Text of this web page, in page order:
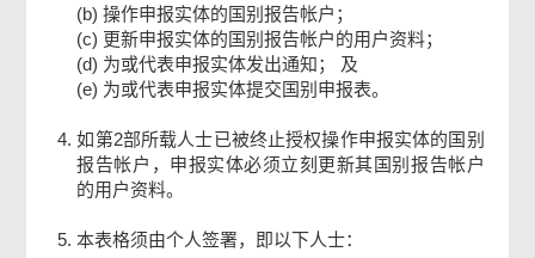
(b) 操作申报实体的国别报告帐户；
(c) 更新申报实体的国别报告帐户的用户资料；
(d) 为或代表申报实体发出通知； 及
(e) 为或代表申报实体提交国别申报表。
如第2部所载人士已被终止授权操作申报实体的国别
报告帐户，申报实体必须立刻更新其国别报告帐户
的用户资料。
本表格须由个人签署，即以下人士：